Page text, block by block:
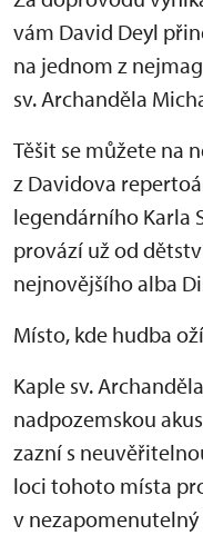
vám David Deyl
na jednom z
sv. Archanděla
Těšit se můžete na
z Davidova
legendárního Karla
provází už od
nejnovějšího alba
Místo, kde hudba
Kaple sv.
nadpozemskou
zazní s
loci tohoto místa
v